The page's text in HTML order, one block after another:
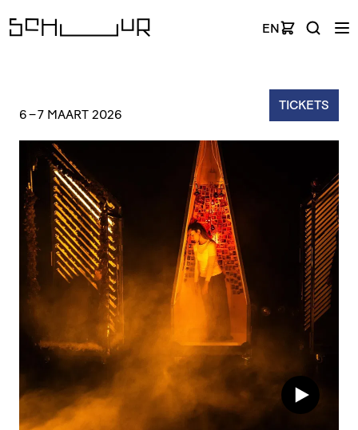
EN
TICKETS
6–7 MAART 2026